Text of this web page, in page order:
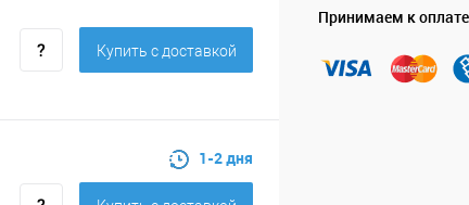
Купить c доставкой
1-2 дня
Принимаем к оплате